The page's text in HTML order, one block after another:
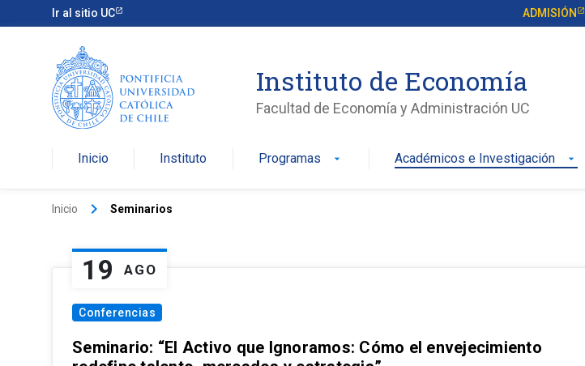
Ir al sitio UC ADMISIÓN
Instituto de Economía
Facultad de Economía y Administración UC
Inicio Instituto Programas arrow_drop_down Académicos e Investigación arrow_drop_down
Inicio keyboard_arrow_right Seminarios
19 AGO
Conferencias
Seminario: “El Activo que Ignoramos: Cómo el envejecimiento